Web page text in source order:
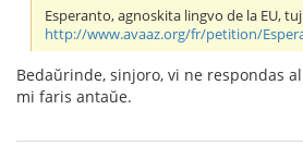
Esperanto, agnoskita lingvo de la EU,
http://www.avaaz.org/fr/petition/
Bedaŭrinde, sinjoro, vi ne respondas
mi faris antaŭe.